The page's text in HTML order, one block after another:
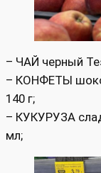
– ЧАЙ черный
– КОНФЕТЫ
140 г;
– КУКУРУЗА
мл;